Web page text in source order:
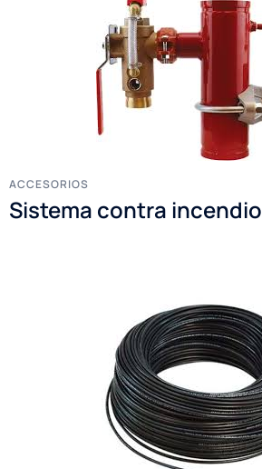
ACCESORIOS
Sistema contra incendio